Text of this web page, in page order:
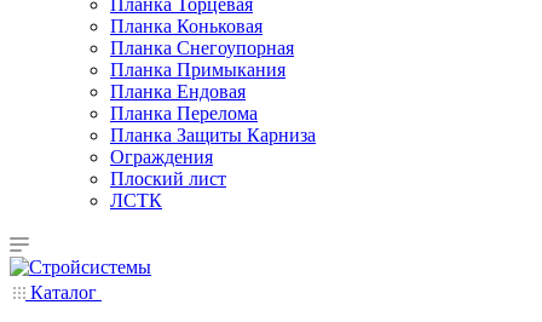
Планка Торцевая
Планка Коньковая
Планка Снегоупорная
Планка Примыкания
Планка Ендовая
Планка Перелома
Планка Защиты Карниза
Ограждения
Плоский лист
ЛСТК
Каталог